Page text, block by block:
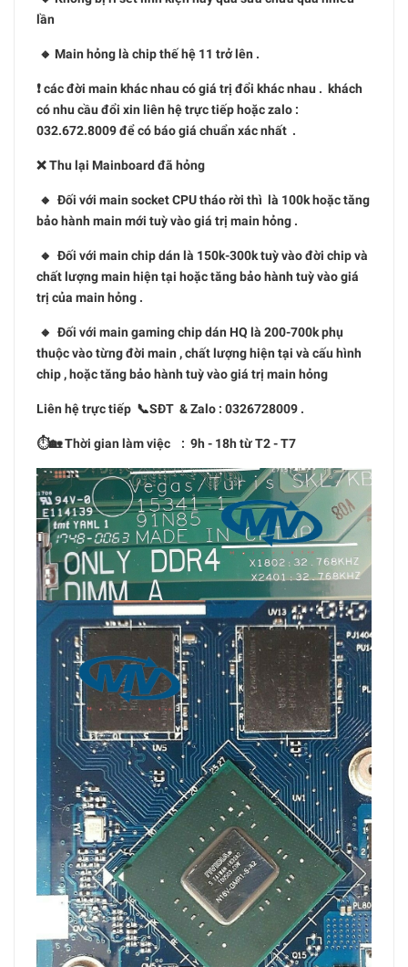
lần
🔸 Main hỏng là chip thế hệ 11 trở lên .
❗️ các đời main khác nhau có giá trị đổi khác nhau . khách
có nhu cầu đổi xin liên hệ trực tiếp hoặc zalo :
032.672.8009 để có báo giá chuẩn xác nhất .
❌ Thu lại Mainboard đã hỏng
🔸 Đối với main socket CPU tháo rời thì là 100k hoặc tăng
bảo hành main mới tuỳ vào giá trị main hỏng .
🔸 Đối với main chip dán là 150k-300k tuỳ vào đời chip và
chất lượng main hiện tại hoặc tăng bảo hành tuỳ vào giá
trị của main hỏng .
🔸 Đối với main gaming chip dán HQ là 200-700k phụ
thuộc vào từng đời main , chất lượng hiện tại và cấu hình
chip , hoặc tăng bảo hành tuỳ vào giá trị main hỏng
Liên hệ trực tiếp 📞SĐT & Zalo : 0326728009 .
⏱🏡 Thời gian làm việc : 9h - 18h từ T2 - T7